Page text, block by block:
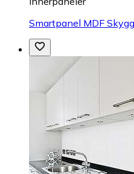
Smartpanel MDF